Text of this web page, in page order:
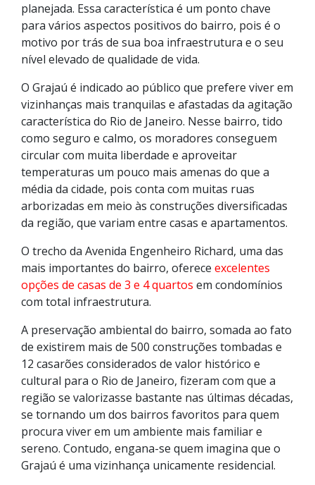
planejada. Essa característica é um ponto chave
para vários aspectos positivos do bairro, pois é o
motivo por trás de sua boa infraestrutura e o seu
nível elevado de qualidade de vida.
O Grajaú é indicado ao público que prefere viver em
vizinhanças mais tranquilas e afastadas da agitação
característica do Rio de Janeiro. Nesse bairro, tido
como seguro e calmo, os moradores conseguem
circular com muita liberdade e aproveitar
temperaturas um pouco mais amenas do que a
média da cidade, pois conta com muitas ruas
arborizadas em meio às construções diversificadas
da região, que variam entre casas e apartamentos.
O trecho da Avenida Engenheiro Richard, uma das
mais importantes do bairro, oferece excelentes
opções de casas de 3 e 4 quartos em condomínios
com total infraestrutura.
A preservação ambiental do bairro, somada ao fato
de existirem mais de 500 construções tombadas e
12 casarões considerados de valor histórico e
cultural para o Rio de Janeiro, fizeram com que a
região se valorizasse bastante nas últimas décadas,
se tornando um dos bairros favoritos para quem
procura viver em um ambiente mais familiar e
sereno. Contudo, engana-se quem imagina que o
Grajaú é uma vizinhança unicamente residencial.